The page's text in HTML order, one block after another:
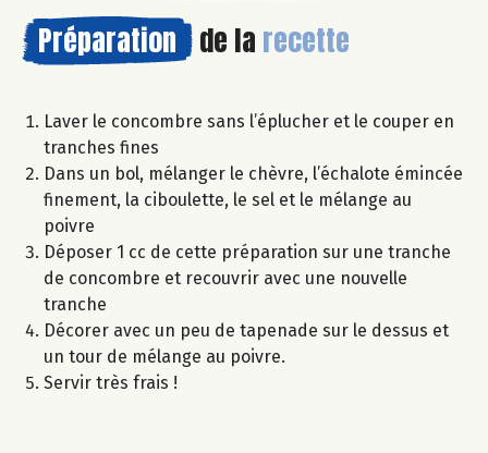
Préparation de la recette
Laver le concombre sans l’éplucher et le couper en
tranches fines
Dans un bol, mélanger le chèvre, l’échalote émincée
finement, la ciboulette, le sel et le mélange au
poivre
Déposer 1 cc de cette préparation sur une tranche
de concombre et recouvrir avec une nouvelle
tranche
Décorer avec un peu de tapenade sur le dessus et
un tour de mélange au poivre.
Servir très frais !